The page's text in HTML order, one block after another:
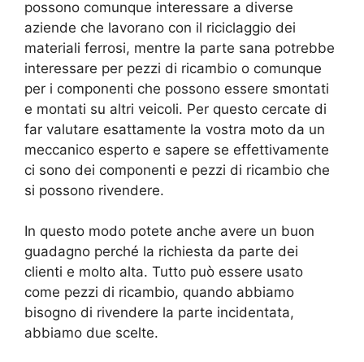
possono comunque interessare a diverse
aziende che lavorano con il riciclaggio dei
materiali ferrosi, mentre la parte sana potrebbe
interessare per pezzi di ricambio o comunque
per i componenti che possono essere smontati
e montati su altri veicoli. Per questo cercate di
far valutare esattamente la vostra moto da un
meccanico esperto e sapere se effettivamente
ci sono dei componenti e pezzi di ricambio che
si possono rivendere.
In questo modo potete anche avere un buon
guadagno perché la richiesta da parte dei
clienti e molto alta. Tutto può essere usato
come pezzi di ricambio, quando abbiamo
bisogno di rivendere la parte incidentata,
abbiamo due scelte.